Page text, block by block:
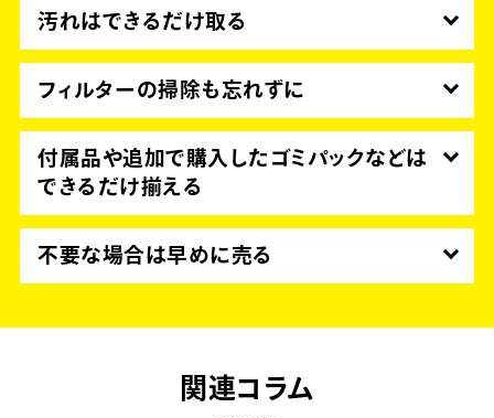
汚れはできるだけ取る
本体表面の汚れやホコリは、クリーナーなどできれ
いに汚れを拭き取っておくことが大切です。
フィルターの掃除も忘れずに
特にコードレス掃除機の場合、フィルターやダスト
カップの掃除は必ずしておきましょう。
ヘッド部分に巻き付いた髪の毛やペットの毛なども
付属品や追加で購入したゴミパックなどは
できるだけ揃える
説明書をはじめ、モーターヘッドや隙間ノズル、延
長ホースや充電ドッグなどの付属品はできるだけ揃
えておきましょう。
不要な場合は早めに売る
関連コラム